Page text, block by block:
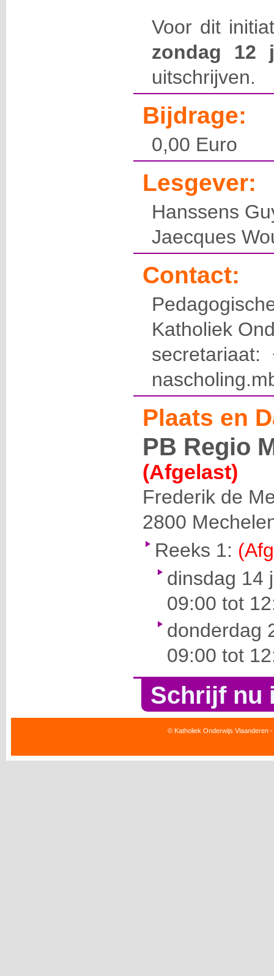
Voor dit
zondag 12
uitschrijven.
Bijdrage:
0,00 Euro
Lesgever:
Hanssens
Jaecques
Contact:
Katholiek
Plaats en
PB Regio
(Afgelast)
Frederik de
2800
Reeks 1:
dinsdag 14
09:00 tot
donderdag
09:00 tot
Schrijf nu
© Katholiek Onderwijs Vlaanderen